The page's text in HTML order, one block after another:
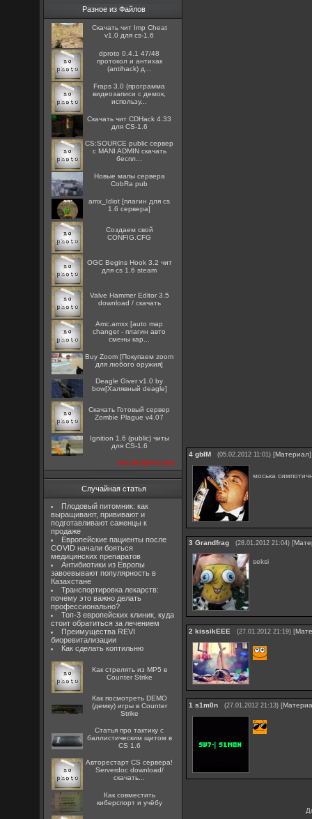
Разное из Файлов
Скачать чит Imp Cheat
v1.0 для cs-1.6
dproto 0.4.1 47/48
протокол и антихак
(antihack) д...
Fraps 3.0 (программа
видеозаписи с демок,
использу...
Скачать чит CDHack 4.33
для CS-1.6
CS:SOURCE public сервер
с MANI ADMIN скачать
беспл...
Новые мапы сервера
CobRa pub
amx_Idiot [плагин для cs
1.6 сервера]
Создаем свой
CONFIG.CFG
OGC Begins Hook 3.2 чит
для cs 1.6 steam
Valve Hammer Editor 3.5
download / скачать
Amc.amxx [auto map
changer - плагин авто
смены кар...
Buy Zoom [Покупаем zoom
для любого оружия]
Deagle Giver v1.0 by
bow[Халявный deagle]
Скачать Готовый сервер
Zombie Plague v4.07
Ignition 1.6 (public) читы
для CS-1.6
посмотреть все
Случайная статья
Плодовый питомник: как
выращивают, прививают и
подготавливают саженцы к
продаже
Европейские пациенты после
COVID начали бояться
медицинских препаратов
Антибиотики из Европы
завоевывают популярность в
Казахстане
Транспортировка лекарств:
почему это важно делать
профессионально?
Топ-3 европейских клиник, куда
стоит обратиться за лечением
Преимущества REVI
биоревитализации
Как сделать коптильню
Как стрелять из MP5 в
Counter Strike
Как посмотреть DEMO
(демку) игры в Counter
Strike
Статья про тактику с
баллистическим щитом в
CS 1.6
Авторестарт CS сервера!
Serverdoc download/
скачать...
Как совместить
киберспорт и учёбу
4 gbIM (05.02.2012 11:01) [Материал]
моська
3 Grandfrag (28.01.2012 21:04) [
seksi
2 kissikEEE (27.01.2012 21:19) [
1 s1m0n (27.01.2012 21:13) [